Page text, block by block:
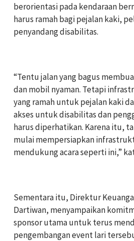
berorientasi pada kendaraan
harus ramah bagi pejalan kaki,
penyandang disabilitas.
‎“Tentu jalan yang bagus
dan mobil nyaman. Tetapi
yang ramah untuk pejalan kaki
akses untuk disabilitas dan
harus diperhatikan. Karena itu,
mulai mempersiapkan
mendukung acara seperti ini,”
‎Sementara itu, Direktur
Dartiwan, menyampaikan
sponsor utama untuk terus
pengembangan event lari